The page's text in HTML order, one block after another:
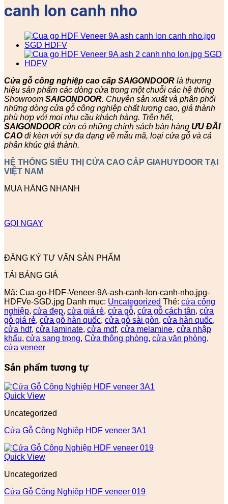
canh lon canh nho
Cửa gỗ công nghiệp cao cấp SAIGONDOOR là thương
hiệu sản phẩm các dòng cửa trong một chuỗi các hệ thống
Showroom SAIGONDOOR. Chuyên sản xuất và phân phối
những dòng cửa gỗ công nghiệp chất lượng cao, giá thành
phù hợp với mọi nhu cầu khách hàng. Trên hết,
SAIGONDOOR còn có những chính sách bán hàng ƯU ĐÃI
CAOđi kèm với sự đa dạng về mẫu mã, loại cửa gỗ và cả
phân khúc giá thành.
HỆ THỐNG SIÊU THỊ CỬA CAO CẤP GIAHUYDOOR TẠI
VIỆT NAM
MUA HÀNG NHANH
GỌI NGAY
ĐĂNG KÝ TƯ VẤN SẢN PHẨM
TẢI BẢNG GIÁ
Mã: Cua-go-HDF-Veneer-9A-ash-canh-lon-canh-nho.jpg-
HDFVe-SGD.jpg Danh mục: Uncategorized Thẻ: cửa công
nghiệp, cửa đẹp, cửa giá rẻ, cửa gỗ, cửa gỗ cách tân, cửa
gỗ giá rẻ, cửa gỗ hàn quốc, cửa gỗ sài gòn, cửa hàn quốc,
cửa hdf, cửa laminate, cửa mdf, cửa melamine, cửa nhập
khẩu, cửa sang trọng, Cửa thông phòng, cửa văn phòng,
cửa veneer
Sản phẩm tương tự
Quick View
Uncategorized
Cửa Gỗ Công Nghiệp HDF veneer 3A1
Quick View
Uncategorized
Cửa Gỗ Công Nghiệp HDF veneer 019